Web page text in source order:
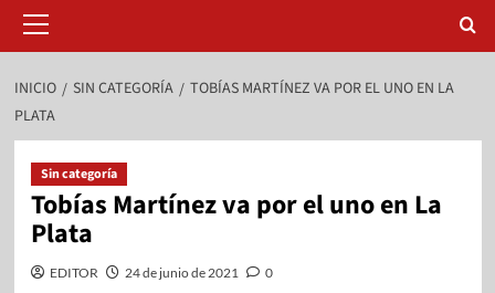
INICIO SIN CATEGORÍA
TOBÍAS MARTÍNEZ VA POR EL UNO EN LA
PLATA
Sin categoría
Tobías Martínez va por el uno en La
Plata
EDITOR 24 de junio de 2021 0